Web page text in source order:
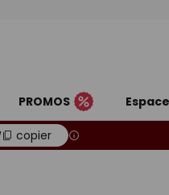
PROMOS
copier